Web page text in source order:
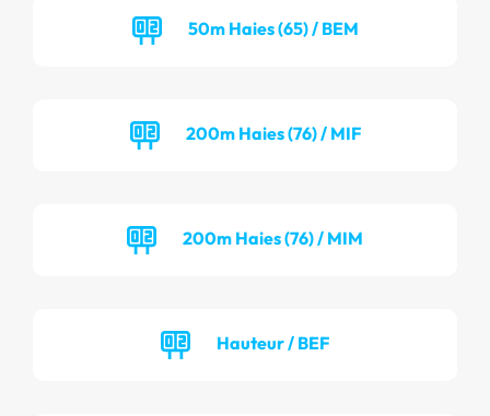
50m Haies (65) / BEM
200m Haies (76) / MIF
200m Haies (76) / MIM
Hauteur / BEF